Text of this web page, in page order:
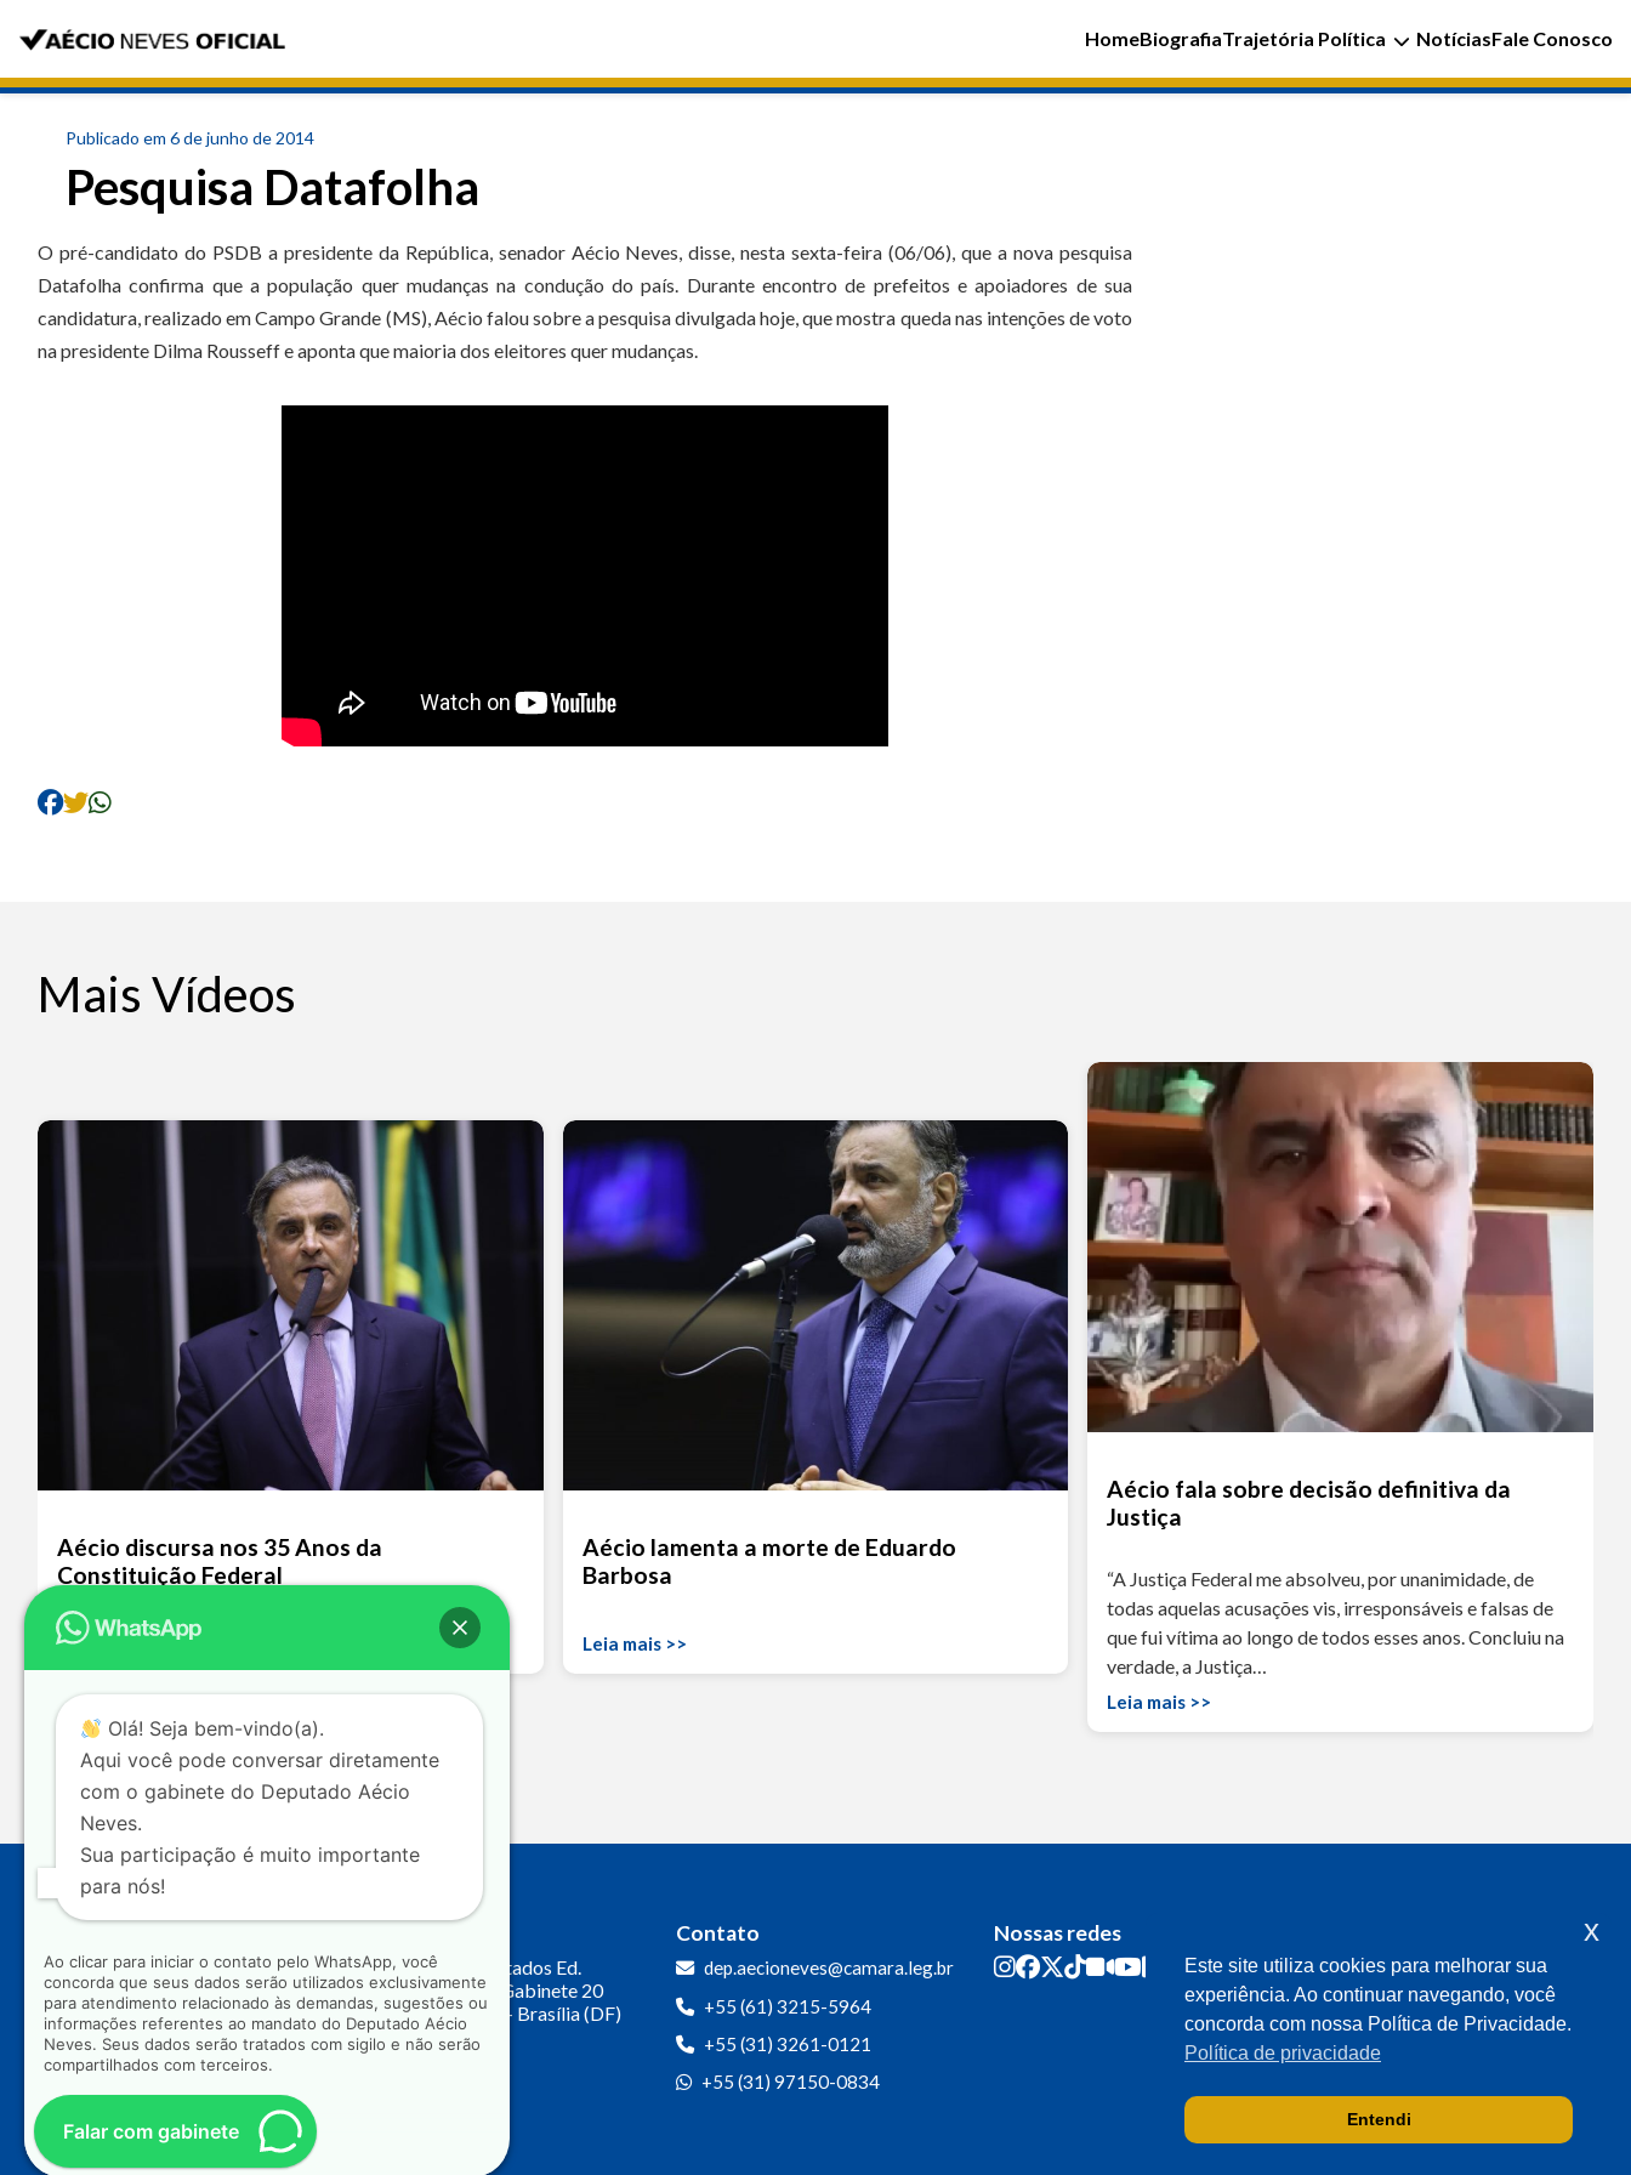
HomeBiografiaTrajetória Política NotíciasFale Conosco
Publicado em 6 de junho de 2014
Pesquisa Datafolha
O pré-candidato do PSDB a presidente da República, senador Aécio Neves, disse, nesta sexta-feira (06/06), que a nova pesquisa
Datafolha confirma que a população quer mudanças na condução do país. Durante encontro de prefeitos e apoiadores de sua
candidatura, realizado em Campo Grande (MS), Aécio falou sobre a pesquisa divulgada hoje, que mostra queda nas intenções de voto
na presidente Dilma Rousseff e aponta que maioria dos eleitores quer mudanças.
Mais Vídeos
Aécio discursa nos 35 Anos da
Constituição Federal
Leia mais >>
Aécio lamenta a morte de Eduardo
Barbosa
Leia mais >>
Aécio fala sobre decisão definitiva da
Justiça
“A Justiça Federal me absolveu, por unanimidade, de
todas aquelas acusações vis, irresponsáveis e falsas de
que fui vítima ao longo de todos esses anos. Concluiu na
verdade, a Justiça…
Leia mais >>
Câmara dos Deputados Ed.
Principal, Ala C – Gabinete 20
CEP: 70.160-900 – Brasília (DF)
Contato
dep.aecioneves@camara.leg.br
+55 (61) 3215-5964
+55 (31) 3261-0121
+55 (31) 97150-0834
Nossas redes
Olá! Seja bem-vindo(a).
Aqui você pode conversar diretamente
com o gabinete do Deputado Aécio
Neves.
Sua participação é muito importante
para nós!
Ao clicar para iniciar o contato pelo WhatsApp, você
concorda que seus dados serão utilizados exclusivamente
para atendimento relacionado às demandas, sugestões ou
informações referentes ao mandato do Deputado Aécio
Neves. Seus dados serão tratados com sigilo e não serão
compartilhados com terceiros.
Falar com gabinete
Este site utiliza cookies para melhorar sua
experiência. Ao continuar navegando, você
concorda com nossa Política de Privacidade.
Política de privacidade
Entendi
x